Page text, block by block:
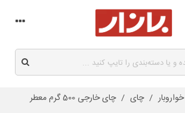
/ چای /
چای خارجی 500 گرم معطر